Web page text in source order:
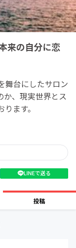
来の自分に恋
舞台にしたサロン
か、現実世界とス
ます。
LINEで送る
投稿